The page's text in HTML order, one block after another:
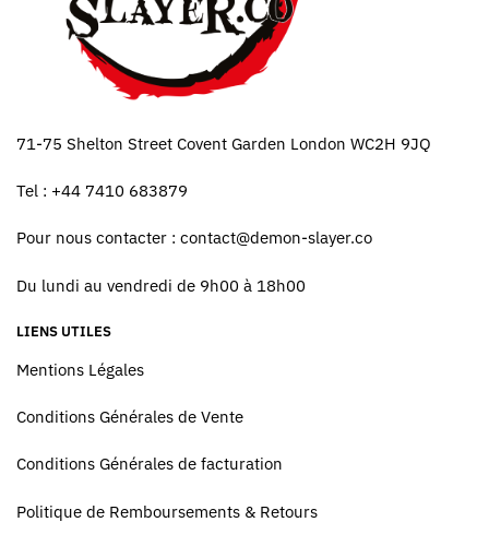
71-75 Shelton Street Covent Garden London WC2H 9JQ
Tel : +44 7410 683879
Pour nous contacter : contact@demon-slayer.co
Du lundi au vendredi de 9h00 à 18h00
LIENS UTILES
Mentions Légales
Conditions Générales de Vente
Conditions Générales de facturation
Politique de Remboursements & Retours